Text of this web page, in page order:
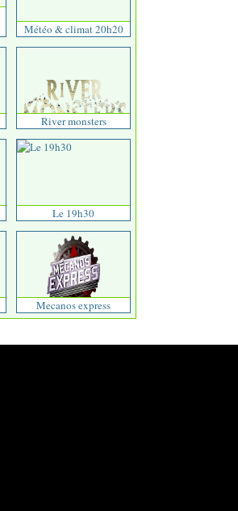
Météo & climat 20h20
River monsters
Le 19h30
Mecanos express